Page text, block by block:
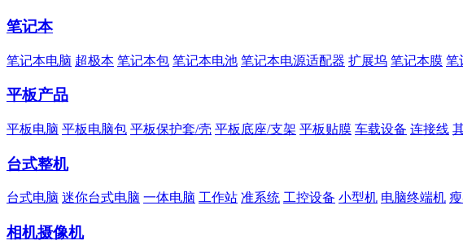
笔记本
笔记本电脑 超极本 笔记本包 笔记本电池 笔记本电源适配器 扩展坞 笔记本膜 笔
平板产品
平板电脑 平板电脑包 平板保护套/壳 平板底座/支架 平板贴膜 车载设备 连接线
台式整机
台式电脑 迷你台式电脑 一体电脑 工作站 准系统 工控设备 小型机 电脑终端机
相机摄像机